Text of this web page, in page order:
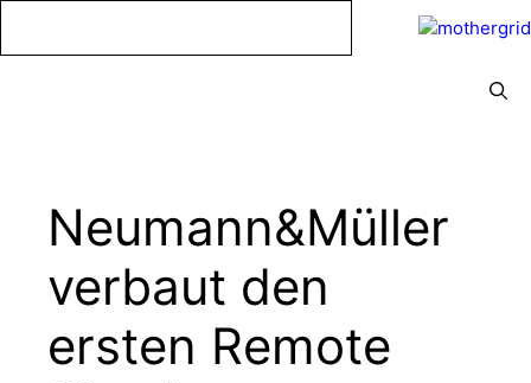
Neumann&Müller
verbaut den
ersten Remote